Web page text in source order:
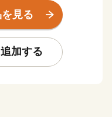
に囲まれ、杉原川、
居住の魅力あふれる
見る
加する